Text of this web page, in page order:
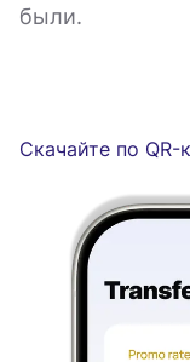
были.
Скачайте по QR-